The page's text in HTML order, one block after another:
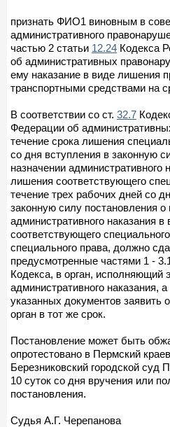
признать ФИО1 виновным в
административного
частью 2 статьи 12.24 Кодекса
об административных
ему наказание в виде лишения
транспортными средствами на
В соответствии со ст. 32.7
Федерации об
течение срока лишения
со дня вступления в законную
назначении административного
лишения соответствующего
течение трех рабочих дней со
законную силу постановления о
административного наказания
соответствующего
специального права, должно
предусмотренные частями 1 -
Кодекса, в орган, исполняющий
административного наказания,
указанных документов заявить
орган в тот же срок.
Постановление может быть
опротестовано в Пермский
Березниковский городской суд
10 суток со дня вручения или
постановления.
Судья А.Г. Черепанова